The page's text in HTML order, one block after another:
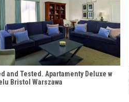
and Tested. Apartamenty Deluxe w
Bristol Warszawa